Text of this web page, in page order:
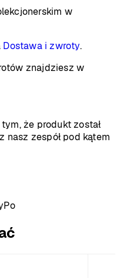
w
Dostawa i zwroty.
znajdziesz w
że produkt został
nasz zespół pod kątem